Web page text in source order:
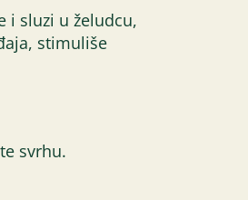
i sluzi u želudcu,
stimuliše
svrhu.